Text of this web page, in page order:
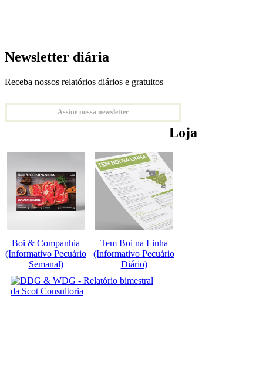
Newsletter diária
Receba nossos relatórios diários e gratuitos
Assine nossa newsletter
Loja
Boi & Companhia
(Informativo Pecuário
Semanal)
Tem Boi na Linha
(Informativo Pecuário
Diário)